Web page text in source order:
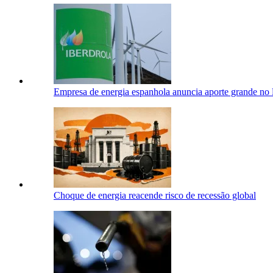
Empresa de energia espanhola anuncia aporte grande
Choque de energia reacende risco de recessão global